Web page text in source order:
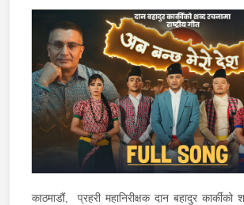
काठमाडौं, प्रहरी महानिरीक्षक दान बहादुर कार्कीको